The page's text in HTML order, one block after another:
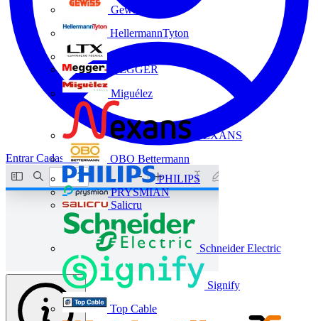
Gewiss
HellermannTyton
MEGGER
Miguélez
NEXANS
OBO Bettermann
PHILIPS
PRYSMIAN
Salicru
Schneider Electric
Signify
Top Cable
EntrarCadastrar